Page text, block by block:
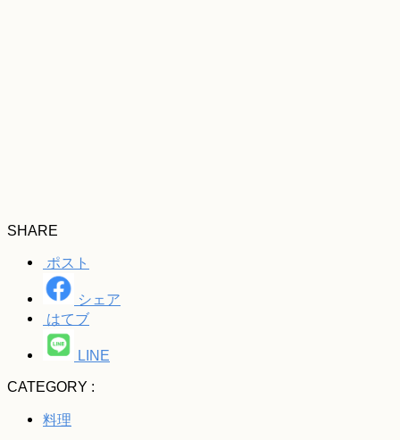
SHARE
ポスト
シェア
はてブ
LINE
CATEGORY :
料理